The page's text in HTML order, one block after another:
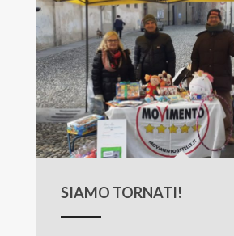
SIAMO TORNATI!